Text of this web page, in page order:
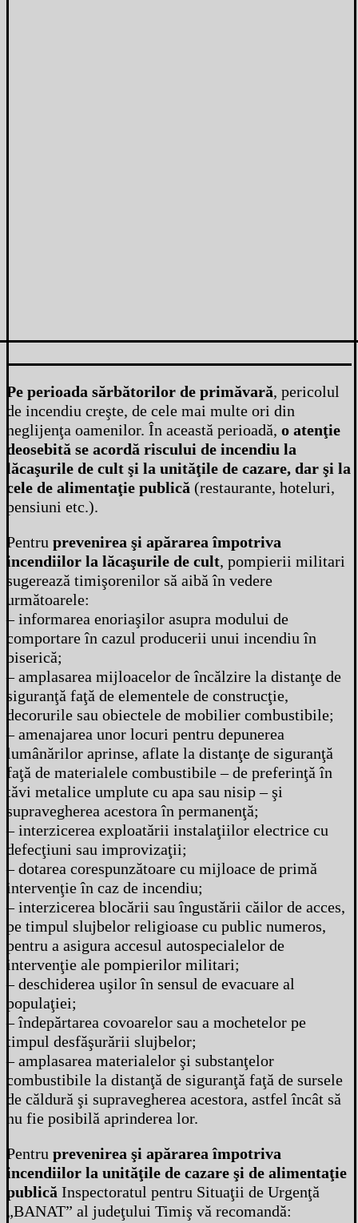
Pe perioada sărbătorilor de primăvară, pericolul
de incendiu creşte, de cele mai multe ori din
neglijenţa oamenilor. În această perioadă, o atenţie
deosebită se acordă riscului de incendiu la
lăcaşurile de cult şi la unităţile de cazare, dar şi la
cele de alimentaţie publică (restaurante, hoteluri,
pensiuni etc.).
Pentru prevenirea şi apărarea împotriva
incendiilor la lăcaşurile de cult, pompierii militari
sugerează timişorenilor să aibă în vedere
următoarele:
– informarea enoriaşilor asupra modului de
comportare în cazul producerii unui incendiu în
biserică;
– amplasarea mijloacelor de încălzire la distanţe de
siguranţă faţă de elementele de construcţie,
decorurile sau obiectele de mobilier combustibile;
– amenajarea unor locuri pentru depunerea
lumânărilor aprinse, aflate la distanţe de siguranţă
faţă de materialele combustibile – de preferinţă în
tăvi metalice umplute cu apa sau nisip – şi
supravegherea acestora în permanenţă;
– interzicerea exploatării instalaţiilor electrice cu
defecţiuni sau improvizaţii;
– dotarea corespunzătoare cu mijloace de primă
intervenţie în caz de incendiu;
– interzicerea blocării sau îngustării căilor de acces,
pe timpul slujbelor religioase cu public numeros,
pentru a asigura accesul autospecialelor de
intervenţie ale pompierilor militari;
– deschiderea uşilor în sensul de evacuare al
populaţiei;
– îndepărtarea covoarelor sau a mochetelor pe
timpul desfăşurării slujbelor;
– amplasarea materialelor şi substanţelor
combustibile la distanţă de siguranţă faţă de sursele
de căldură şi supravegherea acestora, astfel încât să
nu fie posibilă aprinderea lor.
Pentru prevenirea şi apărarea împotriva
incendiilor la unităţile de cazare şi de alimentaţie
publică Inspectoratul pentru Situaţii de Urgenţă
„BANAT” al judeţului Timiş vă recomandă: